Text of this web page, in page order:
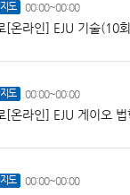
도 00:00~00:00
[온라인] EJU 기술(10
도 00:00~00:00
[온라인] EJU 게이오
도 00:00~00:00